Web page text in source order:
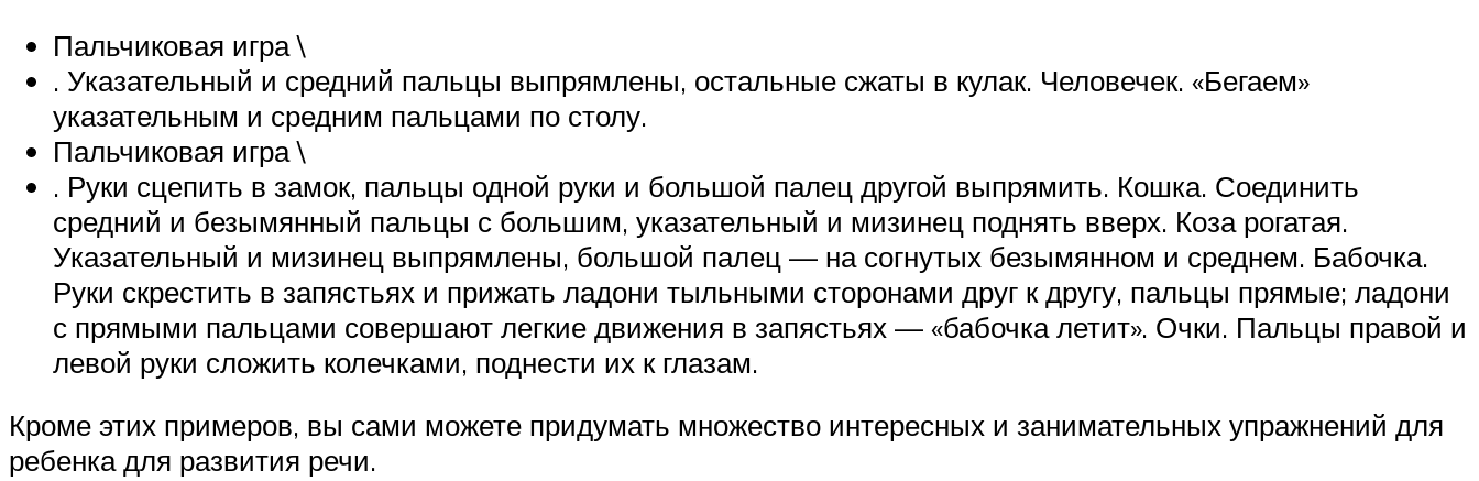
Пальчиковая игра \
. Указательный и средний пальцы выпрямлены, остальные сжаты в кулак. Человечек. «Бегаем»
указательным и средним пальцами по столу.
Пальчиковая игра \
. Руки сцепить в замок, пальцы одной руки и большой палец другой выпрямить. Кошка. Соединить
средний и безымянный пальцы с большим, указательный и мизинец поднять вверх. Коза рогатая.
Указательный и мизинец выпрямлены, большой палец — на согнутых безымянном и среднем. Бабочка.
Руки скрестить в запястьях и прижать ладони тыльными сторонами друг к другу, пальцы прямые; ладони
с прямыми пальцами совершают легкие движения в запястьях — «бабочка летит». Очки. Пальцы правой и
левой руки сложить колечками, поднести их к глазам.
Кроме этих примеров, вы сами можете придумать множество интересных и занимательных упражнений для
ребенка для развития речи.